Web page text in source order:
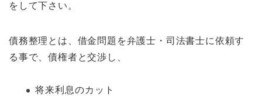
をして下さい。
債務整理とは、借金問題を弁護士・司法書士に依頼す
る事で、債権者と交渉し、
将来利息のカット